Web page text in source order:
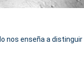
nos enseña a